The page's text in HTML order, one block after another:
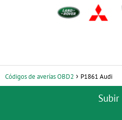
Códigos de averías OBD2 P1861 Audi
Subir